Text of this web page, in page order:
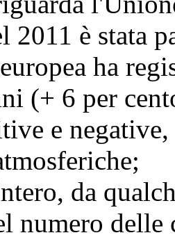
2011 è stata
ha
(+ 6 per
e negative,
da
numero